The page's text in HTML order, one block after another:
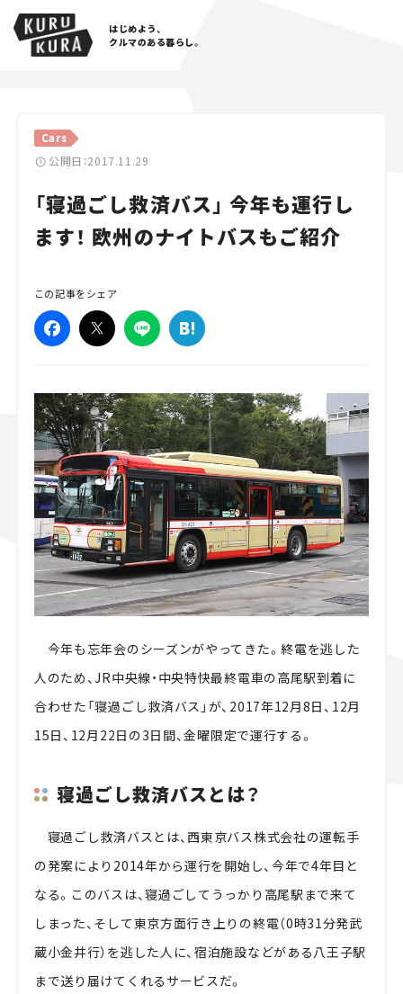
はじめよう、
クルマのある暮らし。
Cars
公開日：2017.11.29
「寝過ごし救済バス」 今年も運行し
ます！ 欧州のナイトバスもご紹介
この記事をシェア
今年も忘年会のシーズンがやってきた。終電を逃した
人のため、JR中央線・中央特快最終電車の高尾駅到着に
合わせた「寝過ごし救済バス」が、2017年12月8日、12月
15日、12月22日の3日間、金曜限定で運行する。
寝過ごし救済バスとは？
寝過ごし救済バスとは、西東京バス株式会社の運転手
の発案により2014年から運行を開始し、今年で4年目と
なる。このバスは、寝過ごしてうっかり高尾駅まで来て
しまった、そして東京方面行き上りの終電（0時31分発武
蔵小金井行）を逃した人に、宿泊施設などがある八王子駅
まで送り届けてくれるサービスだ。
Cars
Lifestyle
Traffic
Special
Series
人気のハッシュタグ
スズキ ジムニー｜Suzuki Jimny スズキ｜Suzuki
マツダ｜
マツダ ロードスター｜Mazda Roadster